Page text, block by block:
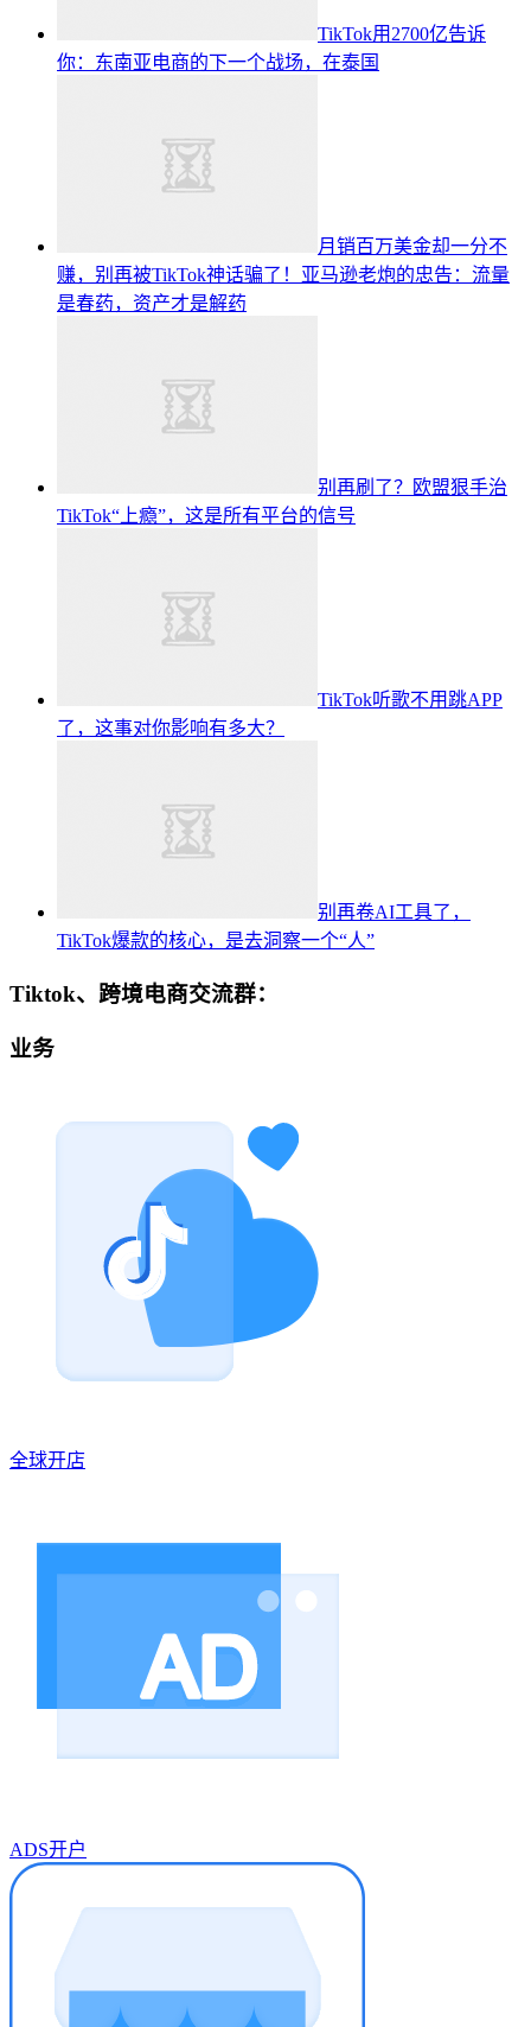
TikTok用2700亿告诉
你：东南亚电商的下一个战场，在泰国
月销百万美金却一分不
赚，别再被TikTok神话骗了！亚马逊老炮的忠告：流量
是春药，资产才是解药
别再刷了？欧盟狠手治
TikTok“上瘾”，这是所有平台的信号
TikTok听歌不用跳APP
了，这事对你影响有多大？
别再卷AI工具了，
TikTok爆款的核心，是去洞察一个“人”
Tiktok、跨境电商交流群：
业务
全球开店
ADS开户